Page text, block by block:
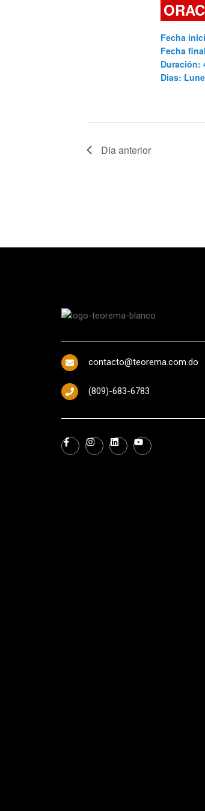
Fecha
Fecha
Duración:
Dias:
Día anterior
contacto@teorema.com.do
(809)-683-6783